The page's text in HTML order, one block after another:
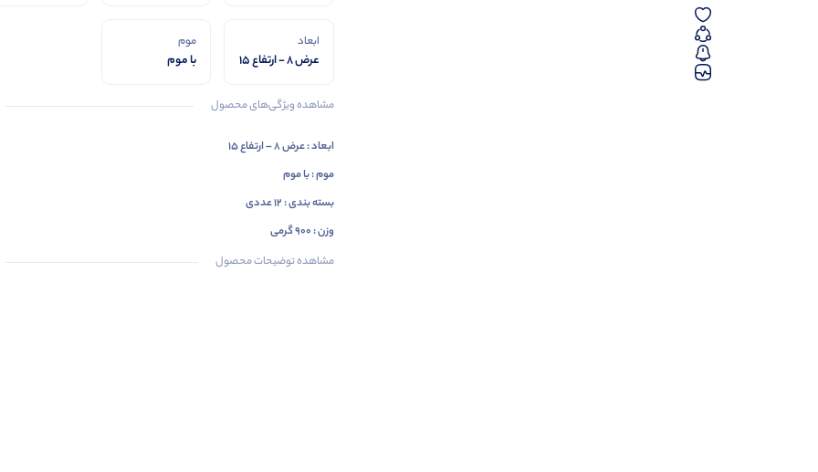
ابعاد
عرض ۸ - ارتفاع ۱۵
موم
با موم
مشاهده ویژگی‌های محصول
ابعاد : عرض ۸ – ارتفاع ۱۵
موم : با موم
بسته بندی : ۱۲ عددی
وزن : ۹۰۰ گرمی
مشاهده توضیحات محصول